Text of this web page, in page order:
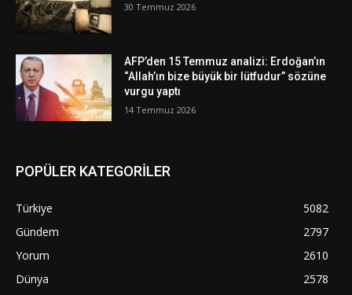
30 Temmuz 2026
AFP’den 15 Temmuz analizi: Erdoğan’ın
“Allah’ın bize büyük bir lütfudur” sözüne
vurgu yaptı
14 Temmuz 2026
POPÜLER KATEGORİLER
Türkiye
5082
Gündem
2797
Yorum
2610
Dünya
2578